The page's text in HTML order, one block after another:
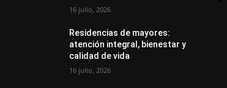
16 julio, 2026
Residencias de mayores:
atención integral, bienestar y
calidad de vida
16 julio, 2026